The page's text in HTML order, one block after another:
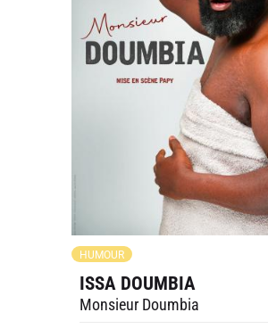
HUMOUR
ISSA DOUMBIA
Monsieur Doumbia